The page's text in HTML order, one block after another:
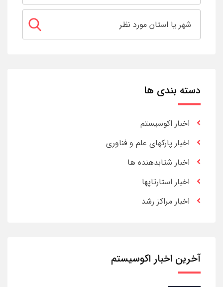
دسته بندی ها
اخبار اکوسیستم
اخبار پارکهای علم و فناوری
اخبار شتابدهنده ها
اخبار استارتاپها
اخبار مراکز رشد
آخرین اخبار اکوسیستم